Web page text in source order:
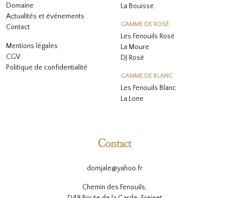
Domaine
Actualités et événements
Contact
Mentions légales
CGV
Politique de confidentialité
La Bouïsse
GAMME DE ROSÉ
Les Fenouils Rosé
La Moure
DJ Rosé
GAMME DE BLANC
Les Fenouils Blanc
La Lone
Contact
domjale@yahoo.fr
Chemin des Fenouils,